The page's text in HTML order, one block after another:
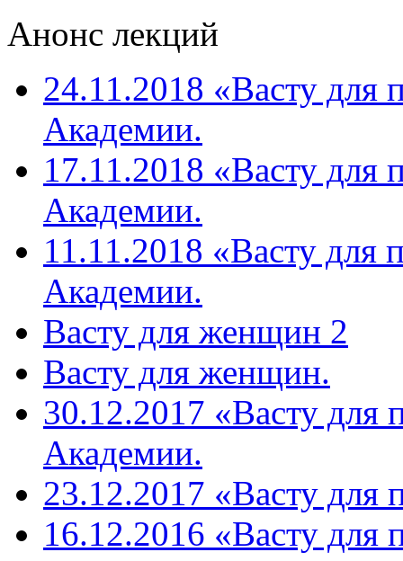
Анонс лекций
24.11.2018 «Васту для
Академии.
17.11.2018 «Васту для
Академии.
11.11.2018 «Васту для
Академии.
Васту для женщин 2
Васту для женщин.
30.12.2017 «Васту для
Академии.
23.12.2017 «Васту для
16.12.2016 «Васту для